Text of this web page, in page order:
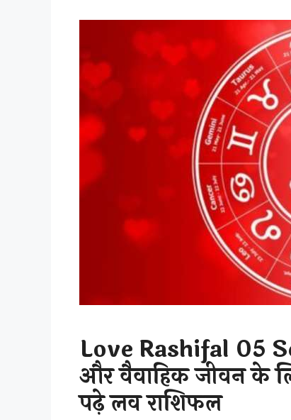
Love Rashifal 05
और वैवाहिक जीवन के
पढ़े लव राशिफल